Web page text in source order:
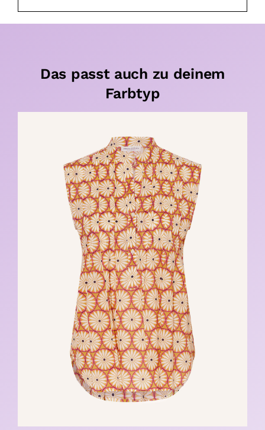
Das passt auch zu deinem
Farbtyp